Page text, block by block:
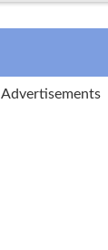
Advertisements